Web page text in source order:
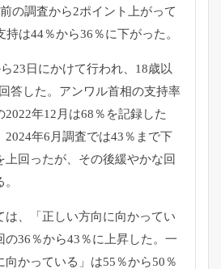
の調査から2ポイン ト上がって
持は44％から36％に下がった。
23日にかけて行われ、 18歳以
答した。 アンワル首相の支持率
2022年12月は68％を記録した
2024年6月調査では43％ まで下
回ったが、 その後緩やかな回
は、「正しい方向に向かってい
の36％から43％に上昇した。一
向かっている」は55％から50％